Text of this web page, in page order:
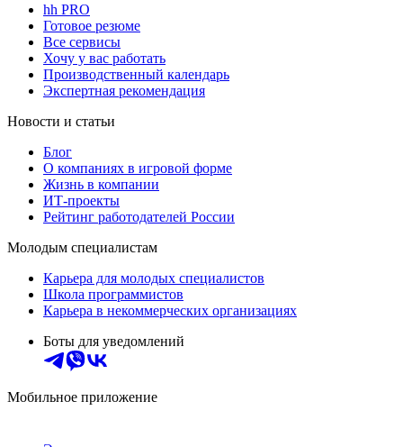
hh PRO
Готовое резюме
Все сервисы
Хочу у вас работать
Производственный календарь
Экспертная рекомендация
Новости и статьи
Блог
О компаниях в игровой форме
Жизнь в компании
ИТ-проекты
Рейтинг работодателей России
Молодым специалистам
Карьера для молодых специалистов
Школа программистов
Карьера в некоммерческих организациях
Боты для уведомлений
Мобильное приложение